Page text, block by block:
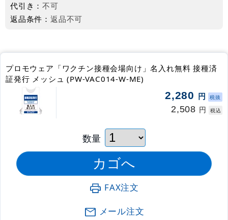
代引き：不可
返品条件： 返品不可
プロモウェア「ワクチン接種会場向け」名入れ無料 接種済
証発行 メッシュ (PW-VAC014-W-ME)
2,280 円 税抜
2,508 円 税込
数量
FAX注文
メール注文